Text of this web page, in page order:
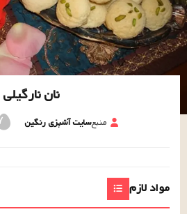
نان نارگیلی
منبعسایت آشپزی رنگین
مواد لازم